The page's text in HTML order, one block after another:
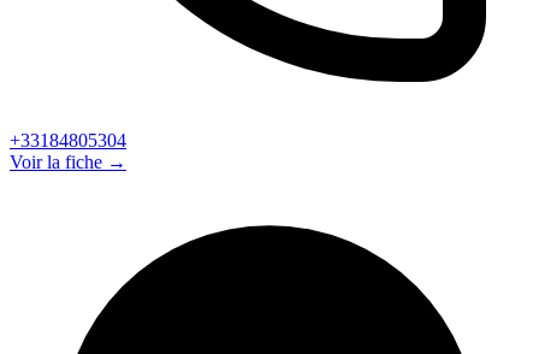
+33184805304
Voir la fiche →